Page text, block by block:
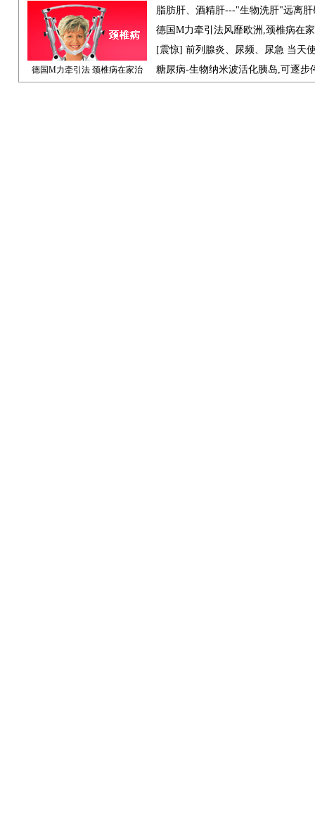
德国M力牵引法 颈椎病在家治
脂肪肝、酒精肝---"生物洗肝"远离肝
德国M力牵引法风靡欧洲,颈椎病在
[震惊] 前列腺炎、尿频、尿急 当天
糖尿病-生物纳米波活化胰岛,可逐步